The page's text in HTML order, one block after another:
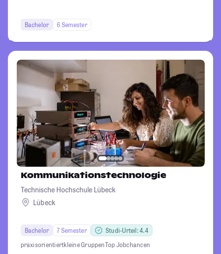
Bachelor 6 Semester
Kommunikationstechnologie
Technische Hochschule Lübeck
Lübeck
Bachelor 7 Semester
Studi-Urteil: 4.4
praxisorientiertkleine GruppenTop Jobchancen